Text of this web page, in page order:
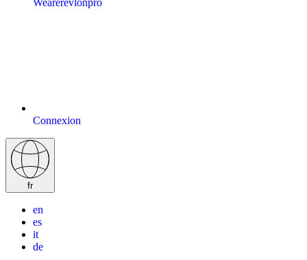
Wearerevlonpro
Connexion
fr
en
es
it
de